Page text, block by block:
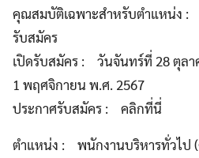
คุณสมบัติเฉพาะสำหรับตำแหน่ง :
รับสมัคร
เปิดรับสมัคร : วันจันทร์ที่ 28 ตุลา
1 พฤศจิกายน พ.ศ. 2567
ประกาศรับสมัคร : คลิกที่นี่
ตำแหน่ง : พนักงานบริหารทั่วไป